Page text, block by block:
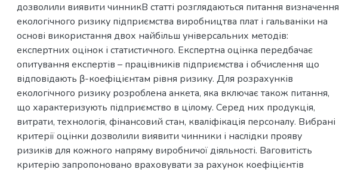
дозволили виявити чинникВ статті розглядаються питання визначення
екологічного ризику підприємства виробництва плат і гальваніки на
основі використання двох найбільш універсальних методів:
експертних оцінок і статистичного. Експертна оцінка передбачає
опитування експертів – працівників підприємства і обчислення що
відповідають β-коефіцієнтам рівня ризику. Для розрахунків
екологічного ризику розроблена анкета, яка включає також питання,
що характеризують підприємство в цілому. Серед них продукція,
витрати, технологія, фінансовий стан, кваліфікація персоналу. Вибрані
критерії оцінки дозволили виявити чинники і наслідки прояву
ризиків для кожного напряму виробничої діяльності. Ваговитість
критерію запропоновано враховувати за рахунок коефіцієнтів